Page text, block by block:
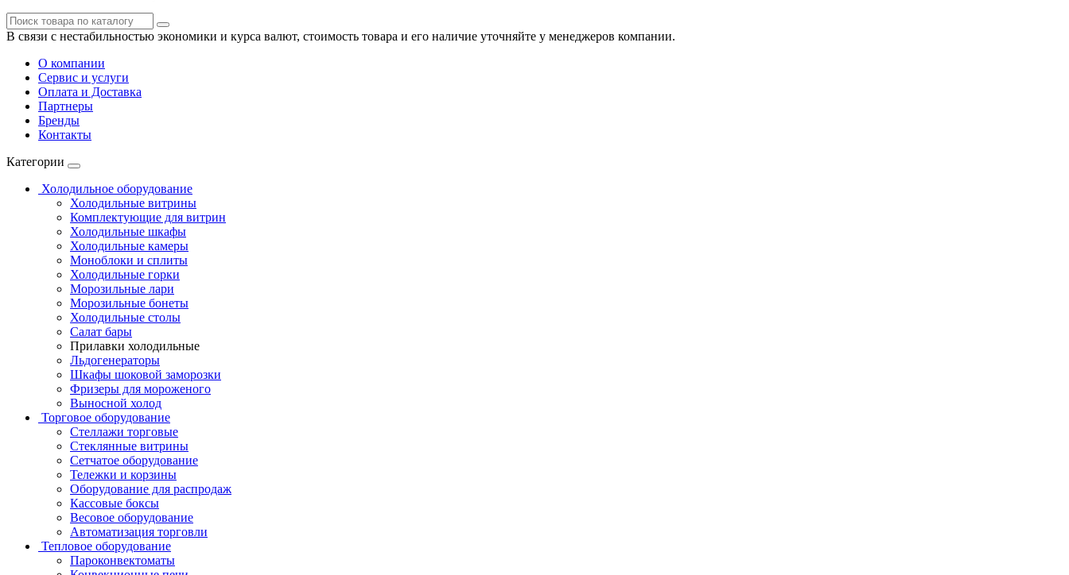
В связи с нестабильностью экономики и курса валют, стоимость товара и его наличие уточняйте у менеджеров компании.
О компании
Сервис и услуги
Оплата и Доставка
Партнеры
Бренды
Контакты
Категории
Холодильное оборудование
Холодильные витрины
Комплектующие для витрин
Холодильные шкафы
Холодильные камеры
Моноблоки и сплиты
Холодильные горки
Морозильные лари
Морозильные бонеты
Холодильные столы
Салат бары
Прилавки холодильные
Льдогенераторы
Шкафы шоковой заморозки
Фризеры для мороженого
Выносной холод
Торговое оборудование
Стеллажи торговые
Стеклянные витрины
Сетчатое оборудование
Тележки и корзины
Оборудование для распродаж
Кассовые боксы
Весовое оборудование
Автоматизация торговли
Тепловое оборудование
Пароконвектоматы